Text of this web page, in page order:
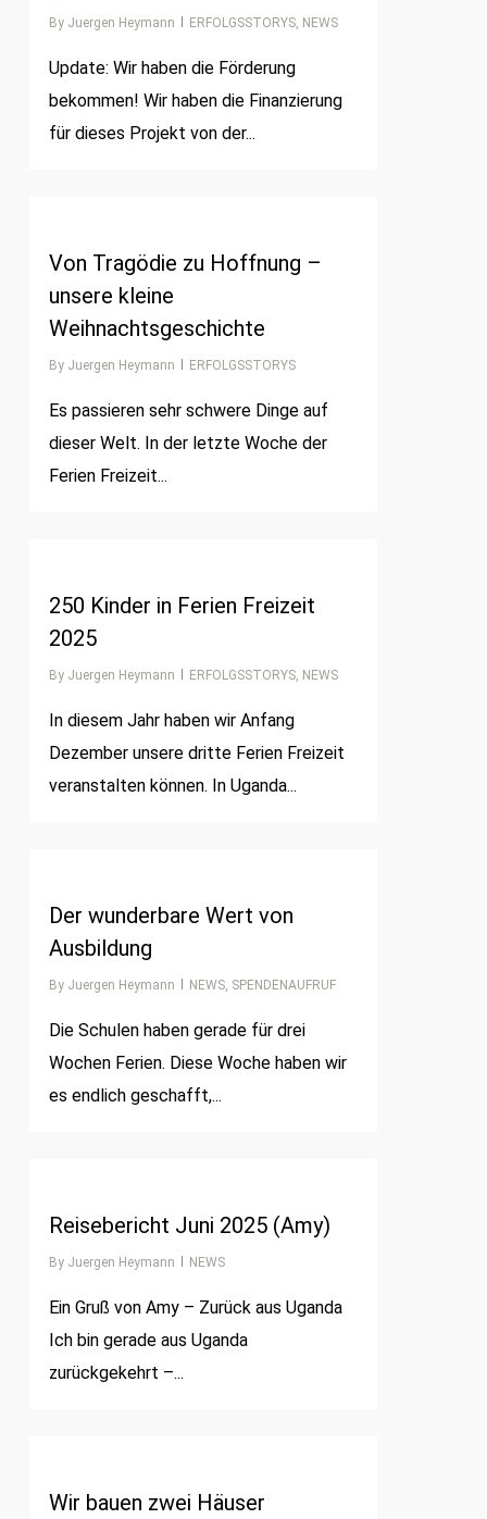
By Juergen Heymann ERFOLGSSTORYS, NEWS
Update: Wir haben die Förderung
bekommen! Wir haben die Finanzierung
für dieses Projekt von der...
Von Tragödie zu Hoffnung –
unsere kleine
Weihnachtsgeschichte
By Juergen Heymann ERFOLGSSTORYS
Es passieren sehr schwere Dinge auf
dieser Welt. In der letzte Woche der
Ferien Freizeit...
250 Kinder in Ferien Freizeit
2025
By Juergen Heymann ERFOLGSSTORYS, NEWS
In diesem Jahr haben wir Anfang
Dezember unsere dritte Ferien Freizeit
veranstalten können. In Uganda...
Der wunderbare Wert von
Ausbildung
By Juergen Heymann NEWS, SPENDENAUFRUF
Die Schulen haben gerade für drei
Wochen Ferien. Diese Woche haben wir
es endlich geschafft,...
Reisebericht Juni 2025 (Amy)
By Juergen Heymann NEWS
Ein Gruß von Amy – Zurück aus Uganda
Ich bin gerade aus Uganda
zurückgekehrt –...
Wir bauen zwei Häuser